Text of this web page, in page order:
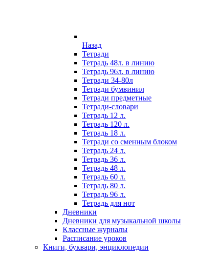
Назад
Тетради
Тетрадь 48л. в линию
Тетрадь 96л. в линию
Тетради 34-80л
Тетради бумвинил
Тетради предметные
Тетради-словари
Тетрадь 12 л.
Тетрадь 120 л.
Тетрадь 18 л.
Тетради со сменным блоком
Тетрадь 24 л.
Тетрадь 36 л.
Тетрадь 48 л.
Тетрадь 60 л.
Тетрадь 80 л.
Тетрадь 96 л.
Тетрадь для нот
Дневники
Дневники для музыкальной школы
Классные журналы
Расписание уроков
Книги, буквари, энциклопедии